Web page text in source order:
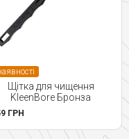
Щітка для чищення
KleenBore Бронза
ГРН